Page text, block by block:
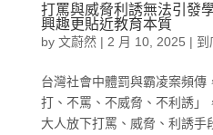
打罵與威脅利誘無法引發
興趣更貼近教育本質
by 文蔚然| 2 月 10, 2025 | 到
台灣社會中體罰與霸凌案頻傳
打、不罵、不威脅、不利誘」
大人放下打罵、威脅、利誘手